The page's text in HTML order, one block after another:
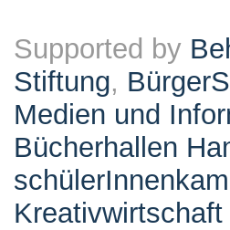
Supported by
Stiftung,
Medien und
Bücherhallen